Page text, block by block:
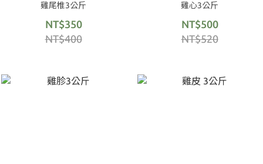
雞尾椎3公斤
NT$350
NT$400
雞心3公斤
NT$500
NT$520